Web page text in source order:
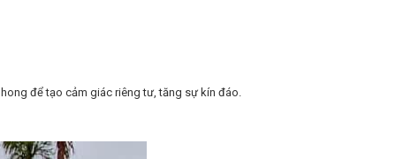
để tạo cảm giác riêng tư, tăng sự kín đáo.